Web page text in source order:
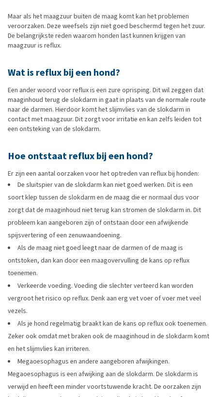
Maar als het maagzuur buiten de maag komt kan het problemen
veroorzaken. Deze weefsels zijn niet goed beschermd tegen het zuur.
De belangrijkste reden waarom honden last kunnen krijgen van
maagzuur is reflux.
Wat is reflux bij een hond?
Een ander woord voor reflux is een zure oprisping. Dit wil zeggen dat
maaginhoud terug de slokdarm in gaat in plaats van de normale route
naar de darmen. Hierdoor komt het slijmvlies van de slokdarm in
contact met maagzuur. Dit zorgt voor irritatie en kan zelfs leiden tot
een ontsteking van de slokdarm.
Hoe ontstaat reflux bij een hond?
Er zijn een aantal oorzaken voor het optreden van reflux bij honden:
De sluitspier van de slokdarm kan niet goed werken. Dit is een
soort klep tussen de slokdarm en de maag die er normaal dus voor
zorgt dat de maaginhoud niet terug kan stromen de slokdarm in. Dit
probleem kan aangeboren zijn of ontstaan door een afwijkende
spijsvertering of een zenuwaandoening.
Als de maag niet goed leegt naar de darmen of de maag is
ontstoken, dan kan door een maagovervulling de kans op reflux
toenemen.
Verkeerde voeding. Voeding die slechter verteerd kan worden
vergroot het risico op reflux. Denk aan erg vet voer of voer met veel
vezels.
Als je hond regelmatig braakt kan de kans op reflux ook toenemen.
Zeker ook omdat met braken ook de maaginhoud in de slokdarm komt
en het slijmvlies kan irriteren.
Megaoesophagus en andere aangeboren afwijkingen.
Megaoesophagus is een afwijking aan de slokdarm. De slokdarm is
verwijd en heeft een minder voortstuwende kracht. De oorzaken zijn